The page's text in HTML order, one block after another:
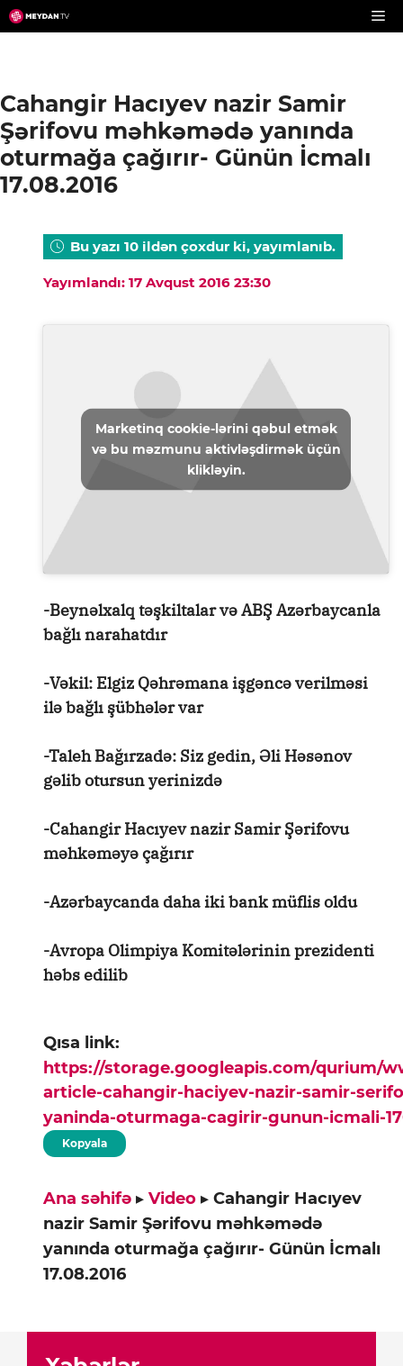
Skip
to
Cahangir Hacıyev nazir Samir
Şərifovu məhkəmədə yanında
oturmağa çağırır- Günün İcmalı
17.08.2016
Bu yazı 10 ildən çoxdur ki, yayımlanıb.
Yayımlandı: 17 Avqust 2016 23:30
Marketinq cookie-lərini qəbul etmək
və bu məzmunu aktivləşdirmək üçün
klikləyin.
-Beynəlxalq təşkiltalar və ABŞ Azərbaycanla
bağlı narahatdır
-Vəkil: Elgiz Qəhrəmana işgəncə verilməsi
ilə bağlı şübhələr var
-Taleh Bağırzadə: Siz gedin, Əli Həsənov
gəlib otursun yerinizdə
-Cahangir Hacıyev nazir Samir Şərifovu
məhkəməyə çağırır
-Azərbaycanda daha iki bank müflis oldu
-Avropa Olimpiya Komitələrinin prezidenti
həbs edilib
Qısa link:
https://storage.googleapis.com/qurium/
article-cahangir-haciyev-nazir-samir-
yaninda-oturmaga-cagirir-gunun-icmali-
Kopyala
Ana səhifə ▸ Video ▸ Cahangir Hacıyev
nazir Samir Şərifovu məhkəmədə
yanında oturmağa çağırır- Günün İcmalı
17.08.2016